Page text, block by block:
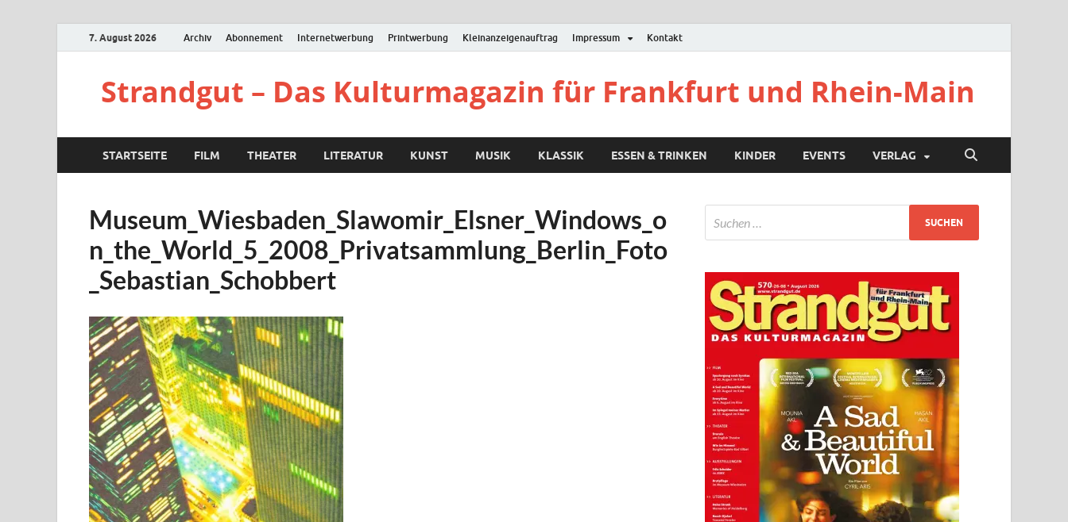
7. August 2026 Archiv Abonnement Internetwerbung Printwerbung Kleinanzeigenauftrag Impressum Kontakt
Strandgut – Das Kulturmagazin für Frankfurt und Rhein-Main
STARTSEITE FILM THEATER LITERATUR KUNST MUSIK KLASSIK ESSEN & TRINKEN KINDER EVENTS VERLAG
Museum_Wiesbaden_Slawomir_Elsner_Windows_o
n_the_World_5_2008_Privatsammlung_Berlin_Foto
_Sebastian_Schobbert